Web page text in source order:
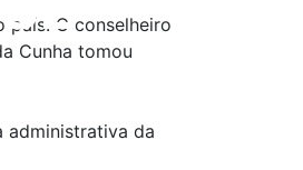
O conselheiro
Cunha tomou
administrativa da